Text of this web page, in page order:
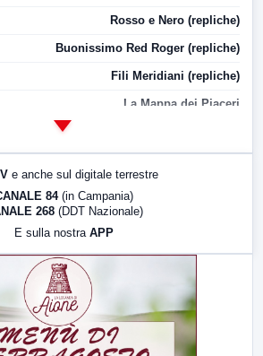
Rosso e Nero (repliche)
Buonissimo Red Roger (repliche)
Fili Meridiani (repliche)
La Mappa dei Piaceri
LabNews (replica)
e anche sul digitale terrestre
84 (in Campania)
268 (DDT Nazionale)
E sulla nostra APP